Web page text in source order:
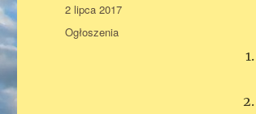
Data
publikacji
2 lipca 2017
Kategorie
Ogłoszenia